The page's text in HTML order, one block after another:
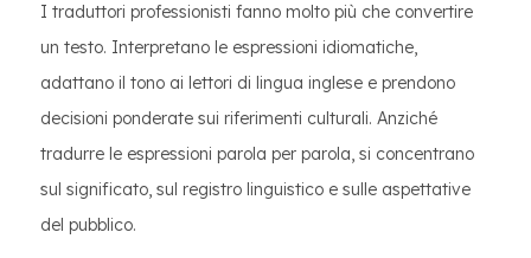
I traduttori professionisti fanno molto più che convertire
un testo. Interpretano le espressioni idiomatiche,
adattano il tono ai lettori di lingua inglese e prendono
decisioni ponderate sui riferimenti culturali. Anziché
tradurre le espressioni parola per parola, si concentrano
sul significato, sul registro linguistico e sulle aspettative
del pubblico.